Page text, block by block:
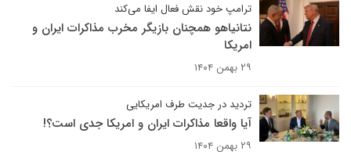
ترامپ خود نقش فعال ایفا می‌کند
نتانیاهو همچنان بازیگر مخرب مذاکرات ایران و
امریکا
۲۹ بهمن ۱۴۰۴
تردید در جدیت طرف امریکایی
آیا واقعا مذاکرات ایران و امریکا جدی است؟!
۲۹ بهمن ۱۴۰۴